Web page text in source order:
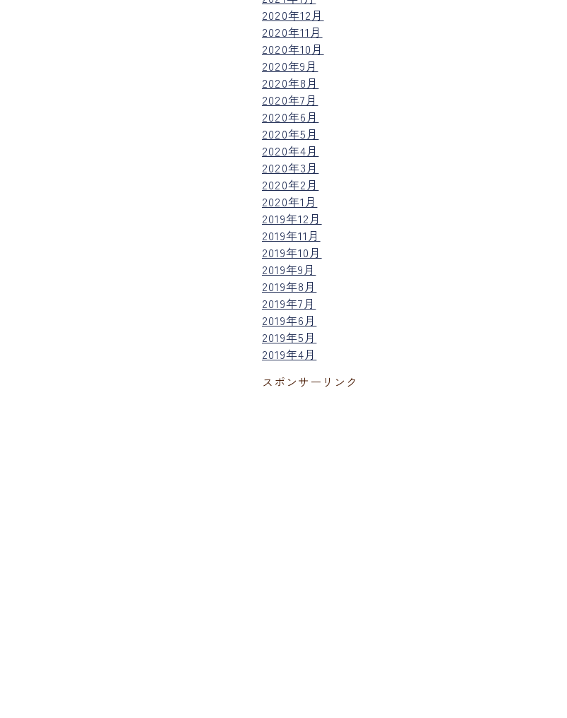
2020年12月
2020年11月
2020年10月
2020年9月
2020年8月
2020年7月
2020年6月
2020年5月
2020年4月
2020年3月
2020年2月
2020年1月
2019年12月
2019年11月
2019年10月
2019年9月
2019年8月
2019年7月
2019年6月
2019年5月
2019年4月
スポンサーリンク